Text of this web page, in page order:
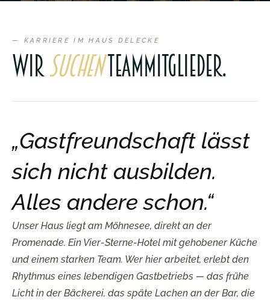
— KARRIERE IM HAUS DELECKE
WirsuchenTeammitglieder.
„Gastfreundschaft lässt
sich nicht ausbilden.
Alles andere schon.“
Unser Haus liegt am Möhnesee, direkt an der
Promenade. Ein Vier-Sterne-Hotel mit gehobener Küche
und einem starken Team. Wer hier arbeitet, erlebt den
Rhythmus eines lebendigen Gastbetriebs — das frühe
Licht in der Bäckerei, das späte Lachen an der Bar, die